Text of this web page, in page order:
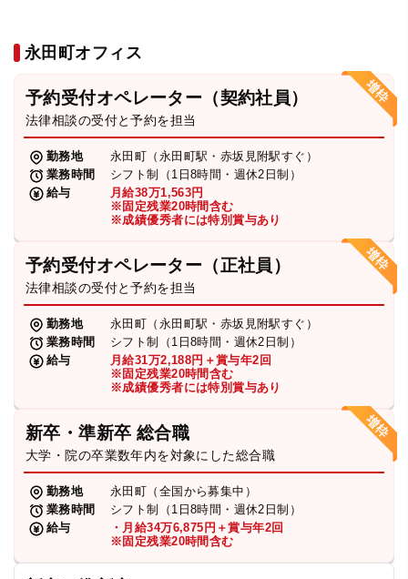
永田町オフィス
予約受付オペレーター（契約社員）
法律相談の受付と予約を担当
勤務地
永田町（永田町駅・赤坂見附駅すぐ）
業務時間
シフト制（1日8時間・週休2日制）
給与
月給38万1,563円
※固定残業20時間含む
※成績優秀者には特別賞与あり
予約受付オペレーター（正社員）
法律相談の受付と予約を担当
勤務地
永田町（永田町駅・赤坂見附駅すぐ）
業務時間
シフト制（1日8時間・週休2日制）
給与
月給31万2,188円＋賞与年2回
※固定残業20時間含む
※成績優秀者には特別賞与あり
新卒・準新卒 総合職
大学・院の卒業数年内を対象にした総合職
勤務地
永田町（全国から募集中）
業務時間
シフト制（1日8時間・週休2日制）
給与
・月給34万6,875円＋賞与年2回
※固定残業20時間含む